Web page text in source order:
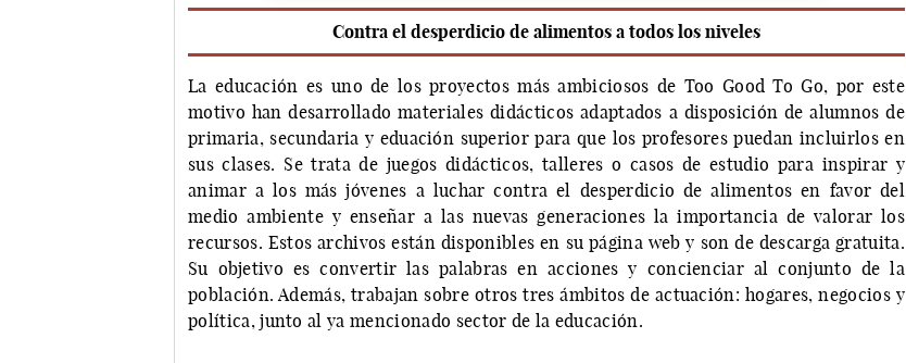
Contra el desperdicio de alimentos a todos los niveles
La educación es uno de los proyectos más ambiciosos de Too Good To Go, por este
motivo han desarrollado materiales didácticos adaptados a disposición de alumnos de
primaria, secundaria y eduación superior para que los profesores puedan incluirlos en
sus clases. Se trata de juegos didácticos, talleres o casos de estudio para inspirar y
animar a los más jóvenes a luchar contra el desperdicio de alimentos en favor del
medio ambiente y enseñar a las nuevas generaciones la importancia de valorar los
recursos. Estos archivos están disponibles en su página web y son de descarga gratuita.
Su objetivo es convertir las palabras en acciones y concienciar al conjunto de la
población. Además, trabajan sobre otros tres ámbitos de actuación: hogares, negocios y
política, junto al ya mencionado sector de la educación.